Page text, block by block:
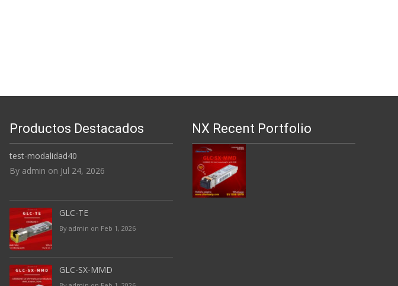
Productos Destacados
test-modalidad40
By admin on Jul 24, 2026
GLC-TE
By admin on Feb 1, 2026
GLC-SX-MMD
NX Recent Portfolio